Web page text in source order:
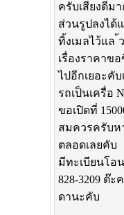
ครับเสียงดีมา
ส่วนรูปลงได้
ทิ้งเมลไว้แล
เรื่องราคาข
ไปอีกเยอะคั
รถเป็นเครื่อ
ขอเปิดที่
สมควรครับห
ตลอดเลยคับ
มีทะเบียนโอ
828-3209 ต๊
ดานะคับ